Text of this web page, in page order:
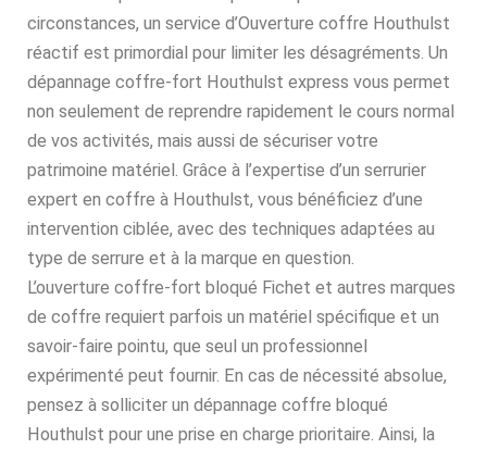
circonstances, un service d’Ouverture coffre Houthulst
réactif est primordial pour limiter les désagréments. Un
dépannage coffre-fort Houthulst express vous permet
non seulement de reprendre rapidement le cours normal
de vos activités, mais aussi de sécuriser votre
patrimoine matériel. Grâce à l’expertise d’un serrurier
expert en coffre à Houthulst, vous bénéficiez d’une
intervention ciblée, avec des techniques adaptées au
type de serrure et à la marque en question.
L’ouverture coffre-fort bloqué Fichet et autres marques
de coffre requiert parfois un matériel spécifique et un
savoir-faire pointu, que seul un professionnel
expérimenté peut fournir. En cas de nécessité absolue,
pensez à solliciter un dépannage coffre bloqué
Houthulst pour une prise en charge prioritaire. Ainsi, la